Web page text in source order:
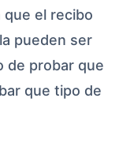
que el recibo
pueden ser
de probar que
que tipo de